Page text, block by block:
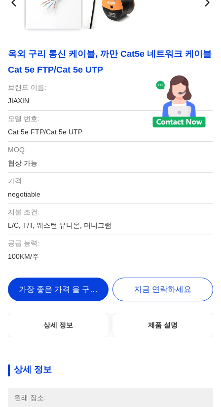
옥외 구리 통신 케이블, 까만 Cat5e 네트워크 케이블
Cat 5e FTP/Cat 5e UTP
브랜드 이름:
JIAXIN
모델 번호:
Cat 5e FTP/Cat 5e UTP
MOQ:
협상 가능
가격:
negotiable
지불 조건:
L/C, T/T, 웨스턴 유니온, 머니그램
공급 능력:
100KM/주
가장 좋은 가격 을 구하라 지금 연락하세요
상세 정보 제품 설명
상세 정보
원래 장소: